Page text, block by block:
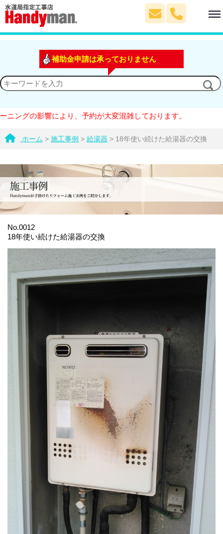
補助金申請は承っておりません
影響により、予約が大変混雑しております。
ホーム >施工事例 >給湯器 > 18年使い続けた給湯器の交換
No.0012
18年使い続けた給湯器の交換